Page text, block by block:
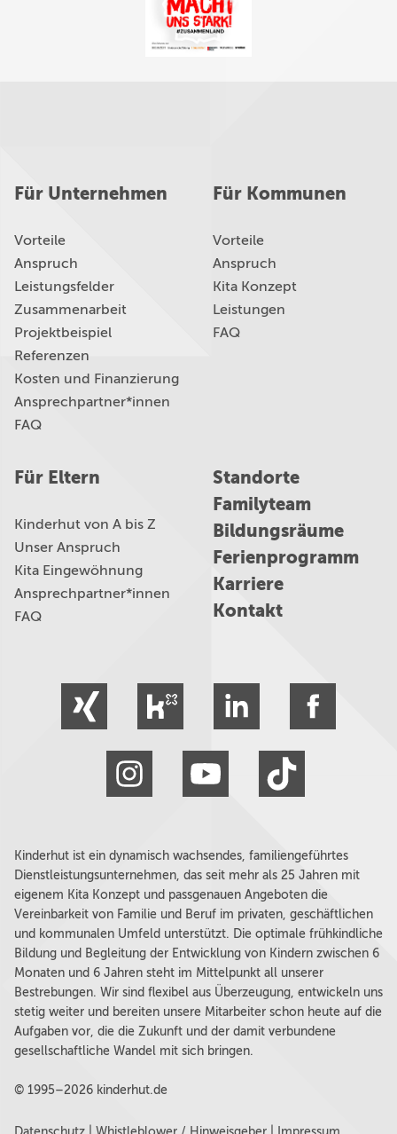
Für Unternehmen
Vorteile
Anspruch
Leistungsfelder
Zusammenarbeit
Projektbeispiel
Referenzen
Kosten und Finanzierung
Ansprechpartner*innen
FAQ
Für Kommunen
Vorteile
Anspruch
Kita Konzept
Leistungen
FAQ
Für Eltern
Kinderhut von A bis Z
Unser Anspruch
Kita Eingewöhnung
Ansprechpartner*innen
FAQ
Standorte
Familyteam
Bildungsräume
Ferienprogramm
Karriere
Kontakt
Kinderhut ist ein dynamisch wachsendes, familiengeführtes
Dienstleistungsunternehmen, das seit mehr als 25 Jahren mit
eigenem Kita Konzept und passgenauen Angeboten die
Vereinbarkeit von Familie und Beruf im privaten, geschäftlichen
und kommunalen Umfeld unterstützt. Die optimale frühkindliche
Bildung und Begleitung der Entwicklung von Kindern zwischen 6
Monaten und 6 Jahren steht im Mittelpunkt all unserer
Bestrebungen. Wir sind flexibel aus Überzeugung, entwickeln uns
stetig weiter und bereiten unsere Mitarbeiter schon heute auf die
Aufgaben vor, die die Zukunft und der damit verbundene
gesellschaftliche Wandel mit sich bringen.
© 1995–2026 kinderhut.de